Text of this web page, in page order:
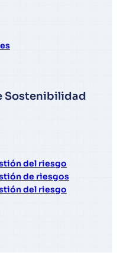
Sostenibilidad
del riesgo
de riesgos
del riesgo